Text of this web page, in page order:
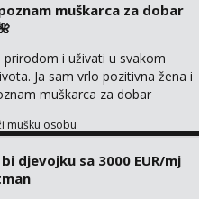
muškarca za dobar
prirodom i uživati u svakom
Ja sam vrlo pozitivna žena i
muškarca za dobar
i nadji me tamo, cekam te!
mušku osobu
djevojku sa 3000 EUR/mj